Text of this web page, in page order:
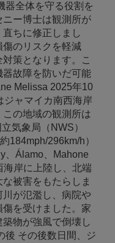
器全体を守る役割を
ー博士は観測所が
ちに修正しまし
のリスクを軽減
策となります。こ
故障を防いだ可能
Melissa 2025年10
ジャマイカ南西海岸
の地域の観測所は
気象局（NWS）
184mph/296km/h）
、Álamo、Mahone
岸に上陸し、北端
被害をもたらしま
が氾濫し、病院や
を受けました。家
物が強風で倒壊し
後 その後数日間、ジ